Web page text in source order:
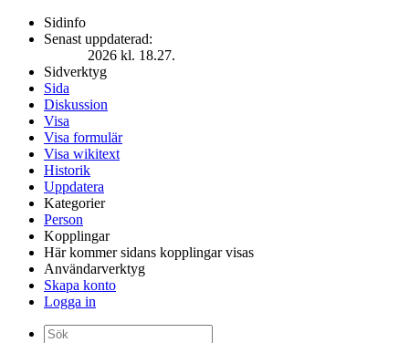
Sidinfo
Senast uppdaterad:
2026 kl. 18.27.
Sidverktyg
Sida
Diskussion
Visa
Visa formulär
Visa wikitext
Historik
Uppdatera
Kategorier
Person
Kopplingar
Här kommer sidans kopplingar visas
Användarverktyg
Skapa konto
Logga in